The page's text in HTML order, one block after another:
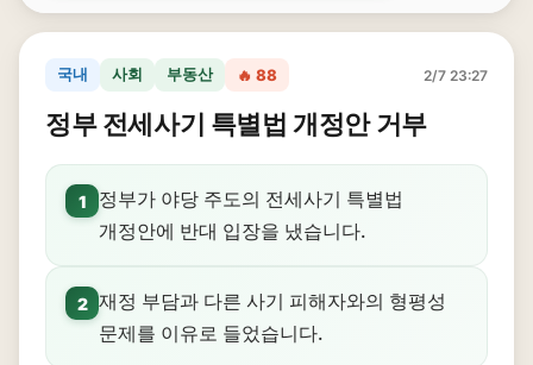
국내 사회 부동산 🔥 88 2/7 23:27
정부 전세사기 특별법 개정안 거부
1
정부가 야당 주도의 전세사기 특별법
개정안에 반대 입장을 냈습니다.
2 재정 부담과 다른 사기 피해자와의 형평성
문제를 이유로 들었습니다.